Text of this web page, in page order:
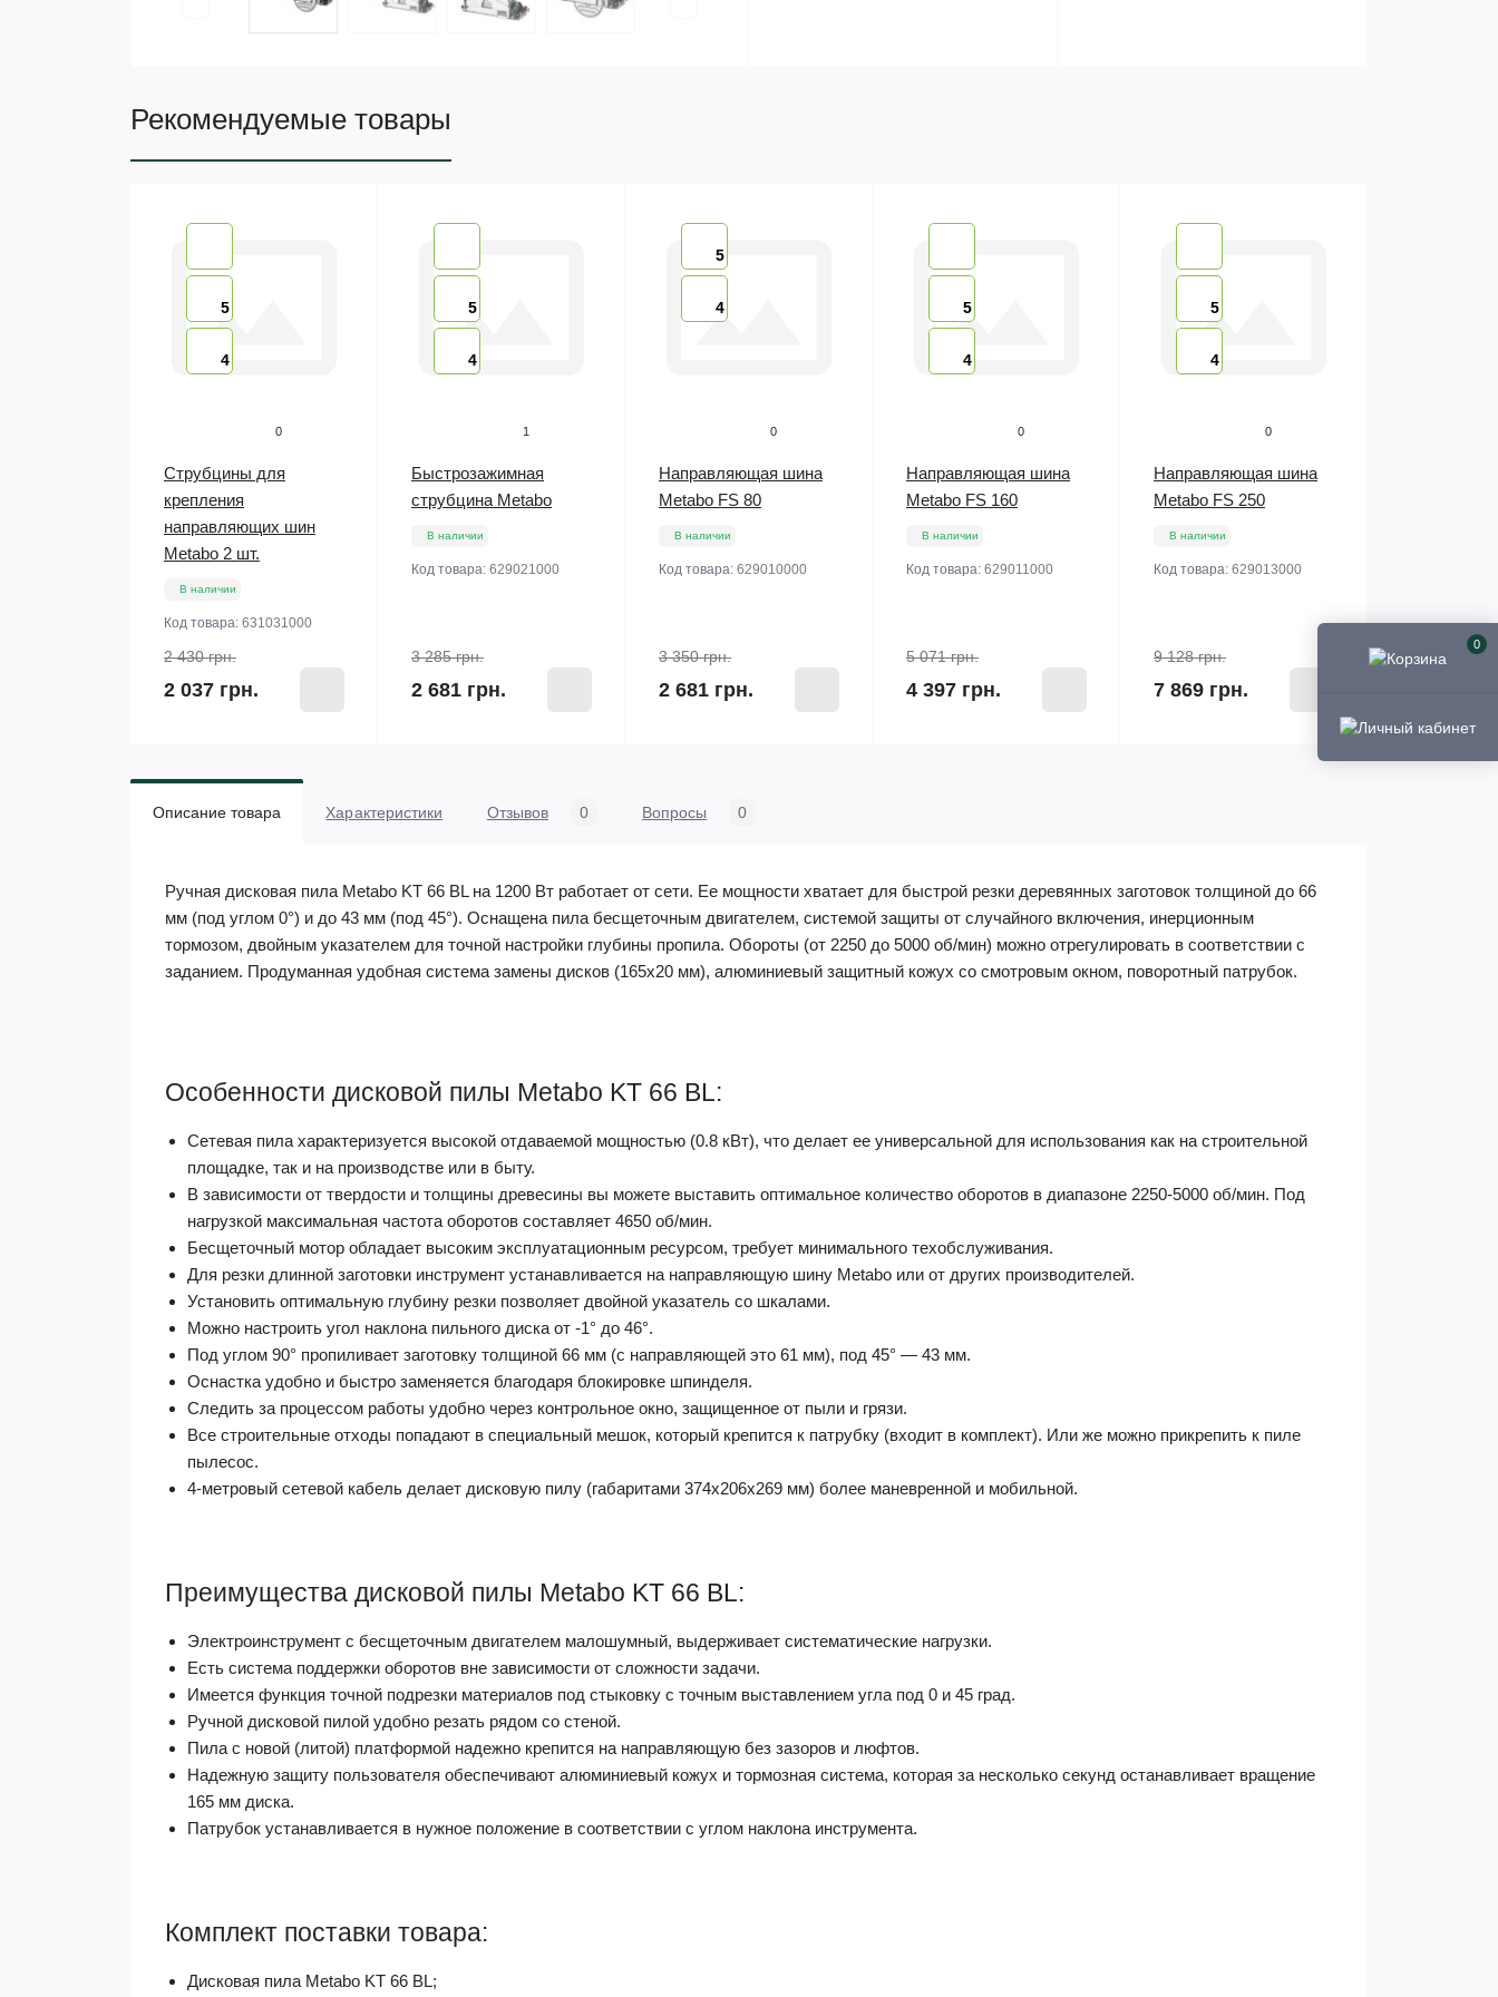
0
Рекомендуемые товары
5
4
0
Струбцины для
крепления
направляющих шин
Metabo 2 шт.
В наличии
Код товара: 631031000
2 430 грн.
2 037 грн.
5
4
1
Быстрозажимная
струбцина Metabo
В наличии
Код товара: 629021000
3 285 грн.
2 681 грн.
5
4
0
Направляющая шина
Metabo FS 80
В наличии
Код товара: 629010000
3 350 грн.
2 681 грн.
5
4
0
Направляющая шина
Metabo FS 160
В наличии
Код товара: 629011000
5 071 грн.
4 397 грн.
5
4
0
Направляющая шина
Metabo FS 250
В наличии
Код товара: 629013000
9 128 грн.
7 869 грн.
Описание товара Характеристики Отзывов 0 Вопросы 0
Ручная дисковая пила Metabo KT 66 BL на 1200 Вт работает от сети. Ее мощности хватает для быстрой резки деревянных заготовок толщиной до 66
мм (под углом 0°) и до 43 мм (под 45°). Оснащена пила бесщеточным двигателем, системой защиты от случайного включения, инерционным
тормозом, двойным указателем для точной настройки глубины пропила. Обороты (от 2250 до 5000 об/мин) можно отрегулировать в соответствии с
заданием. Продуманная удобная система замены дисков (165х20 мм), алюминиевый защитный кожух со смотровым окном, поворотный патрубок.
Особенности дисковой пилы Metabo KT 66 BL:
Сетевая пила характеризуется высокой отдаваемой мощностью (0.8 кВт), что делает ее универсальной для использования как на строительной
площадке, так и на производстве или в быту.
В зависимости от твердости и толщины древесины вы можете выставить оптимальное количество оборотов в диапазоне 2250-5000 об/мин. Под
нагрузкой максимальная частота оборотов составляет 4650 об/мин.
Бесщеточный мотор обладает высоким эксплуатационным ресурсом, требует минимального техобслуживания.
Для резки длинной заготовки инструмент устанавливается на направляющую шину Metabo или от других производителей.
Установить оптимальную глубину резки позволяет двойной указатель со шкалами.
Можно настроить угол наклона пильного диска от -1° до 46°.
Под углом 90° пропиливает заготовку толщиной 66 мм (с направляющей это 61 мм), под 45° — 43 мм.
Оснастка удобно и быстро заменяется благодаря блокировке шпинделя.
Следить за процессом работы удобно через контрольное окно, защищенное от пыли и грязи.
Все строительные отходы попадают в специальный мешок, который крепится к патрубку (входит в комплект). Или же можно прикрепить к пиле
пылесос.
4-метровый сетевой кабель делает дисковую пилу (габаритами 374х206х269 мм) более маневренной и мобильной.
Преимущества дисковой пилы Metabo KT 66 BL:
Электроинструмент с бесщеточным двигателем малошумный, выдерживает систематические нагрузки.
Есть система поддержки оборотов вне зависимости от сложности задачи.
Имеется функция точной подрезки материалов под стыковку с точным выставлением угла под 0 и 45 град.
Ручной дисковой пилой удобно резать рядом со стеной.
Пила с новой (литой) платформой надежно крепится на направляющую без зазоров и люфтов.
Надежную защиту пользователя обеспечивают алюминиевый кожух и тормозная система, которая за несколько секунд останавливает вращение
165 мм диска.
Патрубок устанавливается в нужное положение в соответствии с углом наклона инструмента.
Комплект поставки товара:
Дисковая пила Metabo KT 66 BL;